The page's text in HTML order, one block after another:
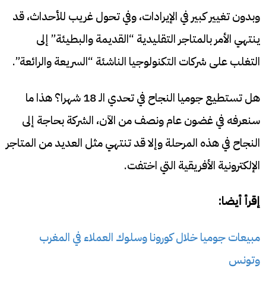
وبدون تغيير كبير في الإيرادات، وفي تحول غريب للأحداث، قد
ينتهي الأمر بالمتاجر التقليدية “القديمة والبطيئة” إلى
التغلب على شركات التكنولوجيا الناشئة “السريعة والرائعة”.
هل تستطيع جوميا النجاح في تحدي الـ 18 شهرا؟ هذا ما
سنعرفه في غضون عام ونصف من الآن، الشركة بحاجة إلى
النجاح في هذه المرحلة وإلا قد تنتهي مثل العديد من المتاجر
الإلكترونية الأفريقية التي اختفت.
إقرأ أيضا:
مبيعات جوميا خلال كورونا وسلوك العملاء في المغرب
وتونس